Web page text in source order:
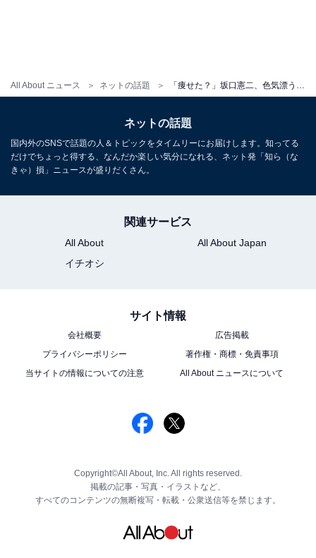
All About ニュース ネットの話題
ネットの話題
国内外のSNSで話題の人＆トピックをタイムリーにお届けします。知ってる
だけでちょっと得する、なんだか楽しい気分になれる、ネット発「知ら（な
きゃ）損」ニュースが盛りだくさん。
関連サービス
All About
All About Japan
イチオシ
サイト情報
会社概要
広告掲載
プライバシーポリシー
著作権・商標・免責事項
当サイトの情報についての注意
All About ニュースについて
Copyright©All About, Inc. All rights reserved.
掲載の記事・写真・イラストなど、
すべてのコンテンツの無断複写・転載・公衆送信等を禁じます。